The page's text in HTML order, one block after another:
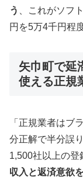
う
、これがソフ
円を5万4千円程
矢巾町で延
使える正規
「正規業者はブ
分正解で半分誤
1,500社以上の登
収入と返済意欲